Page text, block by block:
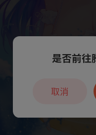
本章节仅支
是否前往
取消